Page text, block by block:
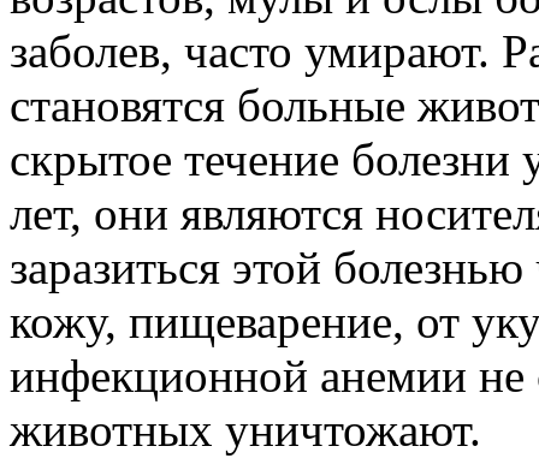
заболев, часто умирают.
становятся больные
скрытое течение
лет, они являются
заразиться этой
кожу, пищеварение, от
инфекционной анемии не
животных уничтожают.